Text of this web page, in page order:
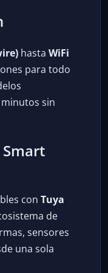
hasta WiFi
para todo
sin
con Tuya
de
sensores
una sola